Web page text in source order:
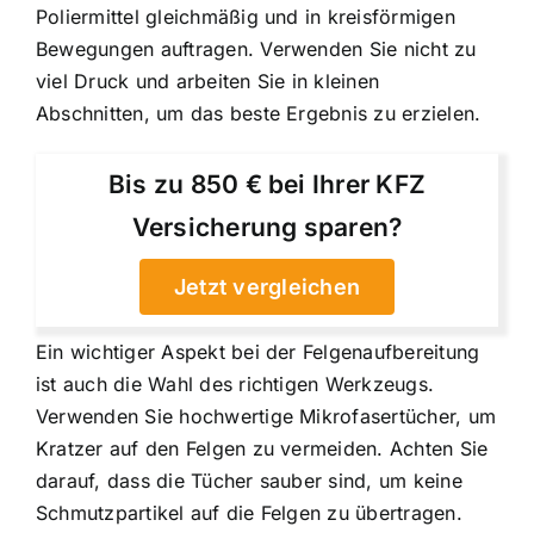
Poliermittel gleichmäßig und in kreisförmigen
Bewegungen auftragen. Verwenden Sie nicht zu
viel Druck und arbeiten Sie in kleinen
Abschnitten, um das beste Ergebnis zu erzielen.
Bis zu 850 € bei Ihrer KFZ
Versicherung sparen?
Jetzt vergleichen
Ein wichtiger Aspekt bei der Felgenaufbereitung
ist auch die Wahl des richtigen Werkzeugs.
Verwenden Sie hochwertige Mikrofasertücher, um
Kratzer auf den Felgen zu vermeiden. Achten Sie
darauf, dass die Tücher sauber sind, um keine
Schmutzpartikel auf die Felgen zu übertragen.